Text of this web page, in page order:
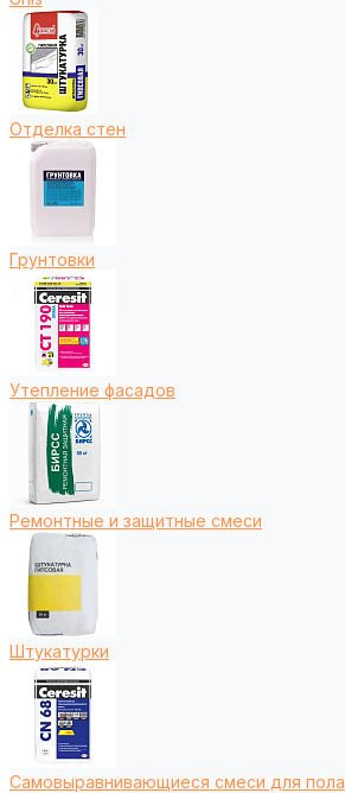
Отделка стен
Грунтовки
Утепление фасадов
Ремонтные и защитные смеси
Штукатурки
Самовыравнивающиеся смеси для пола